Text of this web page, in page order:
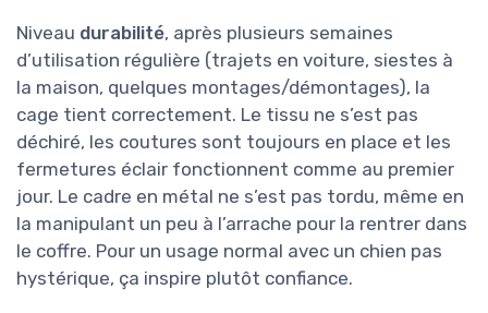
Niveau durabilité, après plusieurs semaines
d’utilisation régulière (trajets en voiture, siestes à
la maison, quelques montages/démontages), la
cage tient correctement. Le tissu ne s’est pas
déchiré, les coutures sont toujours en place et les
fermetures éclair fonctionnent comme au premier
jour. Le cadre en métal ne s’est pas tordu, même en
la manipulant un peu à l’arrache pour la rentrer dans
le coffre. Pour un usage normal avec un chien pas
hystérique, ça inspire plutôt confiance.